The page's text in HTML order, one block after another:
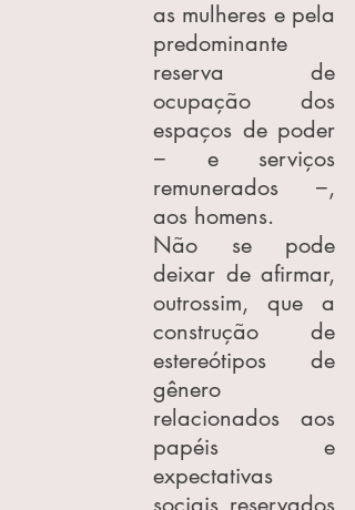
as mulheres e pela
predominante
reserva de
ocupação dos
espaços de poder
− e serviços
remunerados −,
aos homens.
Não se pode
deixar de afirmar,
outrossim, que a
construção de
estereótipos de
gênero
relacionados aos
papéis e
expectativas